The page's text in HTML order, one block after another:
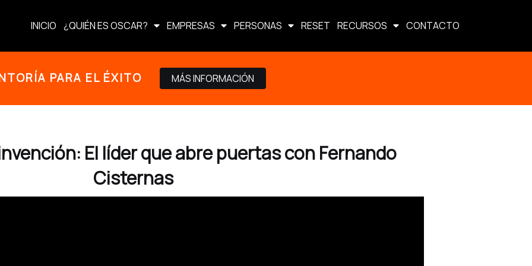
INICIO ¿QUIÉN ES OSCAR? EMPRESAS PERSONAS RESET RECURSOS CONTACTO
PARA EL ÉXITO MÁS INFORMACIÓN
El líder que abre puertas con Fernando
Cisternas